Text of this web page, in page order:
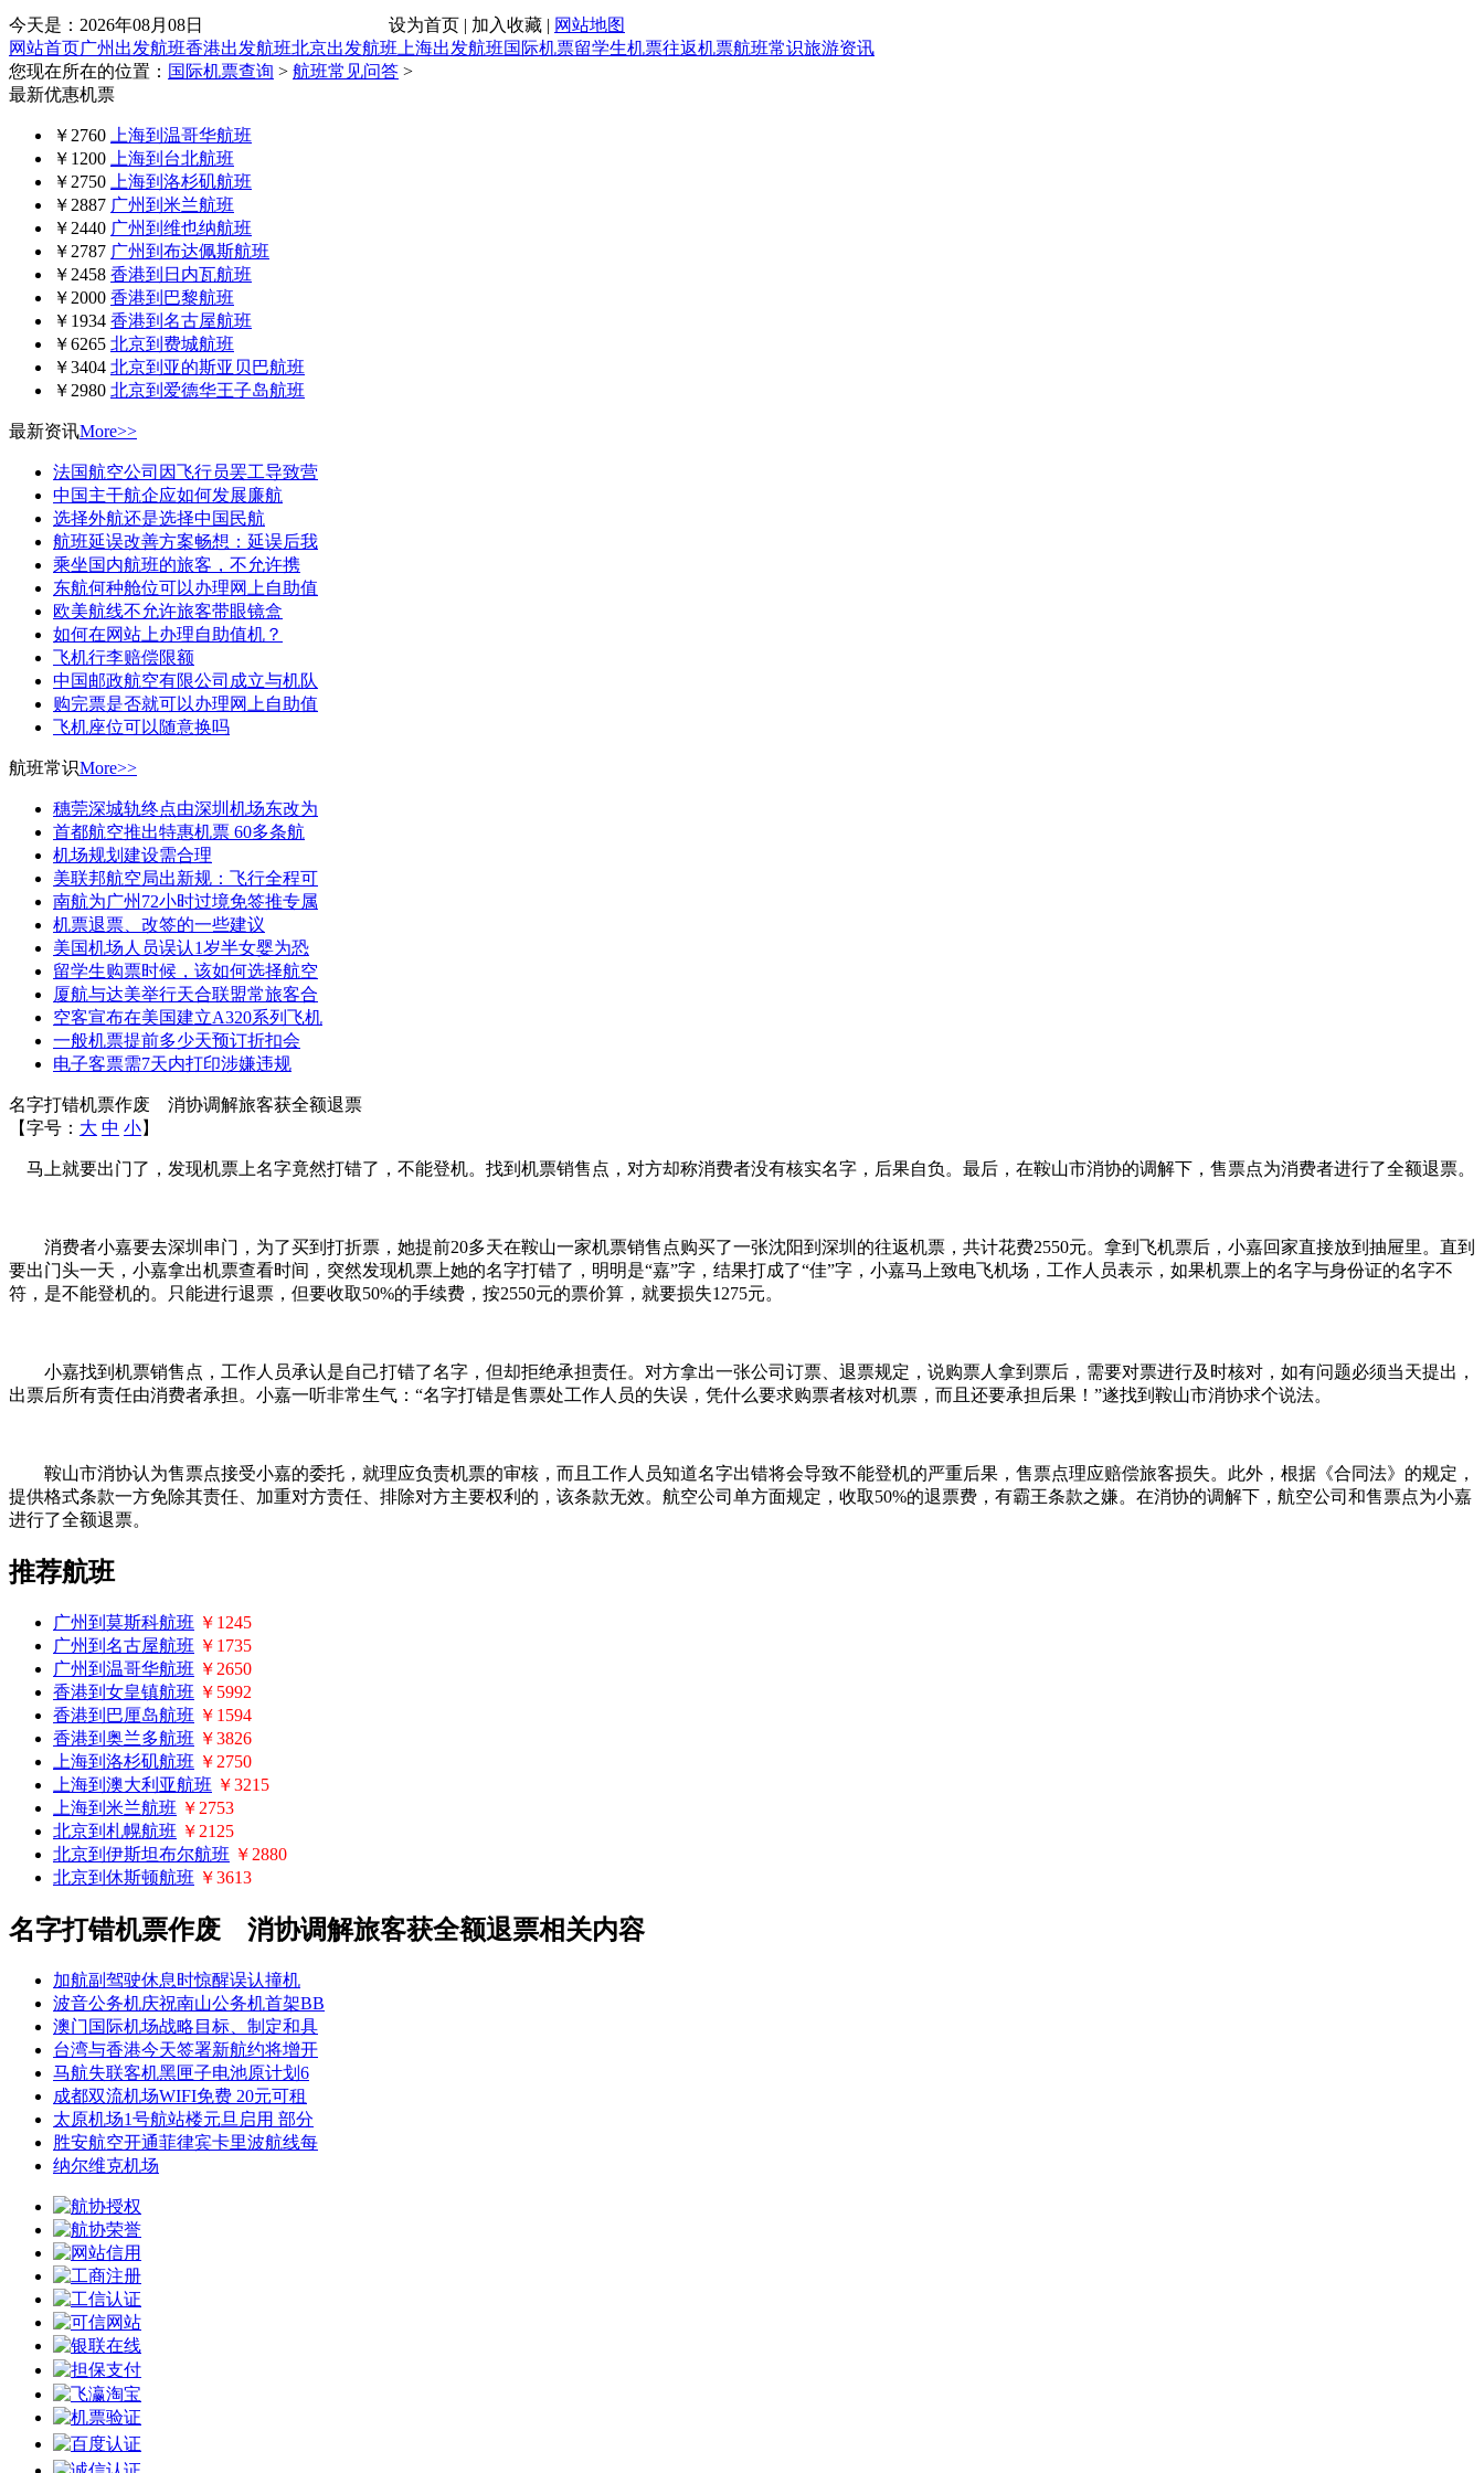
今天是： 2026年08月08日 设为首页 | 加入收藏 | 网站地图
网站首页广州出发航班香港出发航班北京出发航班 上海出发航班国际机票留学生机票往返机票航班常识旅游资讯
您现在所在的位置： 国际机票查询 > 航班常见问答 >
最新优惠机票
￥2760
上海到温哥华航班
￥1200
上海到台北航班
￥2750
上海到洛杉矶航班
￥2887 广州到米兰航班
￥2440 广州到维也纳航班
￥2787 广州到布达佩斯航班
￥2458 香港到日内瓦航班
￥2000 香港到巴黎航班
￥1934 香港到名古屋航班
￥6265 北京到费城航班
￥3404 北京到亚的斯亚贝巴航班
￥2980 北京到爱德华王子岛航班
最新资讯More>>
法国航空公司因飞行员罢工导致营
中国主干航企应如何发展廉航
选择外航还是选择中国民航
航班延误改善方案畅想：延误后我
乘坐国内航班的旅客，不允许携
东航何种舱位可以办理网上自助值
欧美航线不允许旅客带眼镜盒
如何在网站上办理自助值机？
飞机行李赔偿限额
中国邮政航空有限公司成立与机队
购完票是否就可以办理网上自助值
飞机座位可以随意换吗
航班常识More>>
穗莞深城轨终点由深圳机场东改为
首都航空推出特惠机票 60多条航
机场规划建设需合理
美联邦航空局出新规：飞行全程可
南航为广州72小时过境免签推专属
机票退票、改签的一些建议
美国机场人员误认1岁半女婴为恐
留学生购票时候，该如何选择航空
厦航与达美举行天合联盟常旅客合
空客宣布在美国建立A320系列飞机
一般机票提前多少天预订折扣会
电子客票需7天内打印涉嫌违规
名字打错机票作废 消协调解旅客获全额退票
【字号： 大 中 小】
马上就要出门了，发现机票上名字竟然打错了，不能登机。找到机票销售点，对方却称消费者没有核实名字，后果自负。最后，在鞍山市消协的调解下，售票点为消费者进行了全额退票。
消费者小嘉要去深圳串门，为了买到打折票，她提前20多天在鞍山一家机票销售点购买了一张沈阳到深圳的往返机票，共计花费2550元。拿到飞机票后，小嘉回家直接放到抽屉里。直到
要出门头一天，小嘉拿出机票查看时间，突然发现机票上她的名字打错了，明明是“嘉”字，结果打成了“佳”字，小嘉马上致电飞机场，工作人员表示，如果机票上的名字与身份证的名字不
符，是不能登机的。只能进行退票，但要收取50%的手续费，按2550元的票价算，就要损失1275元。
小嘉找到机票销售点，工作人员承认是自己打错了名字，但却拒绝承担责任。对方拿出一张公司订票、退票规定，说购票人拿到票后，需要对票进行及时核对，如有问题必须当天提出，
出票后所有责任由消费者承担。小嘉一听非常生气：“名字打错是售票处工作人员的失误，凭什么要求购票者核对机票，而且还要承担后果！”遂找到鞍山市消协求个说法。
鞍山市消协认为售票点接受小嘉的委托，就理应负责机票的审核，而且工作人员知道名字出错将会导致不能登机的严重后果，售票点理应赔偿旅客损失。此外，根据《合同法》的规定，
提供格式条款一方免除其责任、加重对方责任、排除对方主要权利的，该条款无效。航空公司单方面规定，收取50%的退票费，有霸王条款之嫌。在消协的调解下，航空公司和售票点为小嘉
进行了全额退票。
推荐航班
广州到莫斯科航班 ￥1245
广州到名古屋航班 ￥1735
广州到温哥华航班 ￥2650
香港到女皇镇航班 ￥5992
香港到巴厘岛航班 ￥1594
香港到奥兰多航班 ￥3826
上海到洛杉矶航班 ￥2750
上海到澳大利亚航班 ￥3215
上海到米兰航班 ￥2753
北京到札幌航班 ￥2125
北京到伊斯坦布尔航班 ￥2880
北京到休斯顿航班 ￥3613
名字打错机票作废 消协调解旅客获全额退票相关内容
加航副驾驶休息时惊醒误认撞机
波音公务机庆祝南山公务机首架BB
澳门国际机场战略目标、制定和具
台湾与香港今天签署新航约将增开
马航失联客机黑匣子电池原计划6
成都双流机场WIFI免费 20元可租
太原机场1号航站楼元旦启用 部分
胜安航空开通菲律宾卡里波航线每
纳尔维克机场